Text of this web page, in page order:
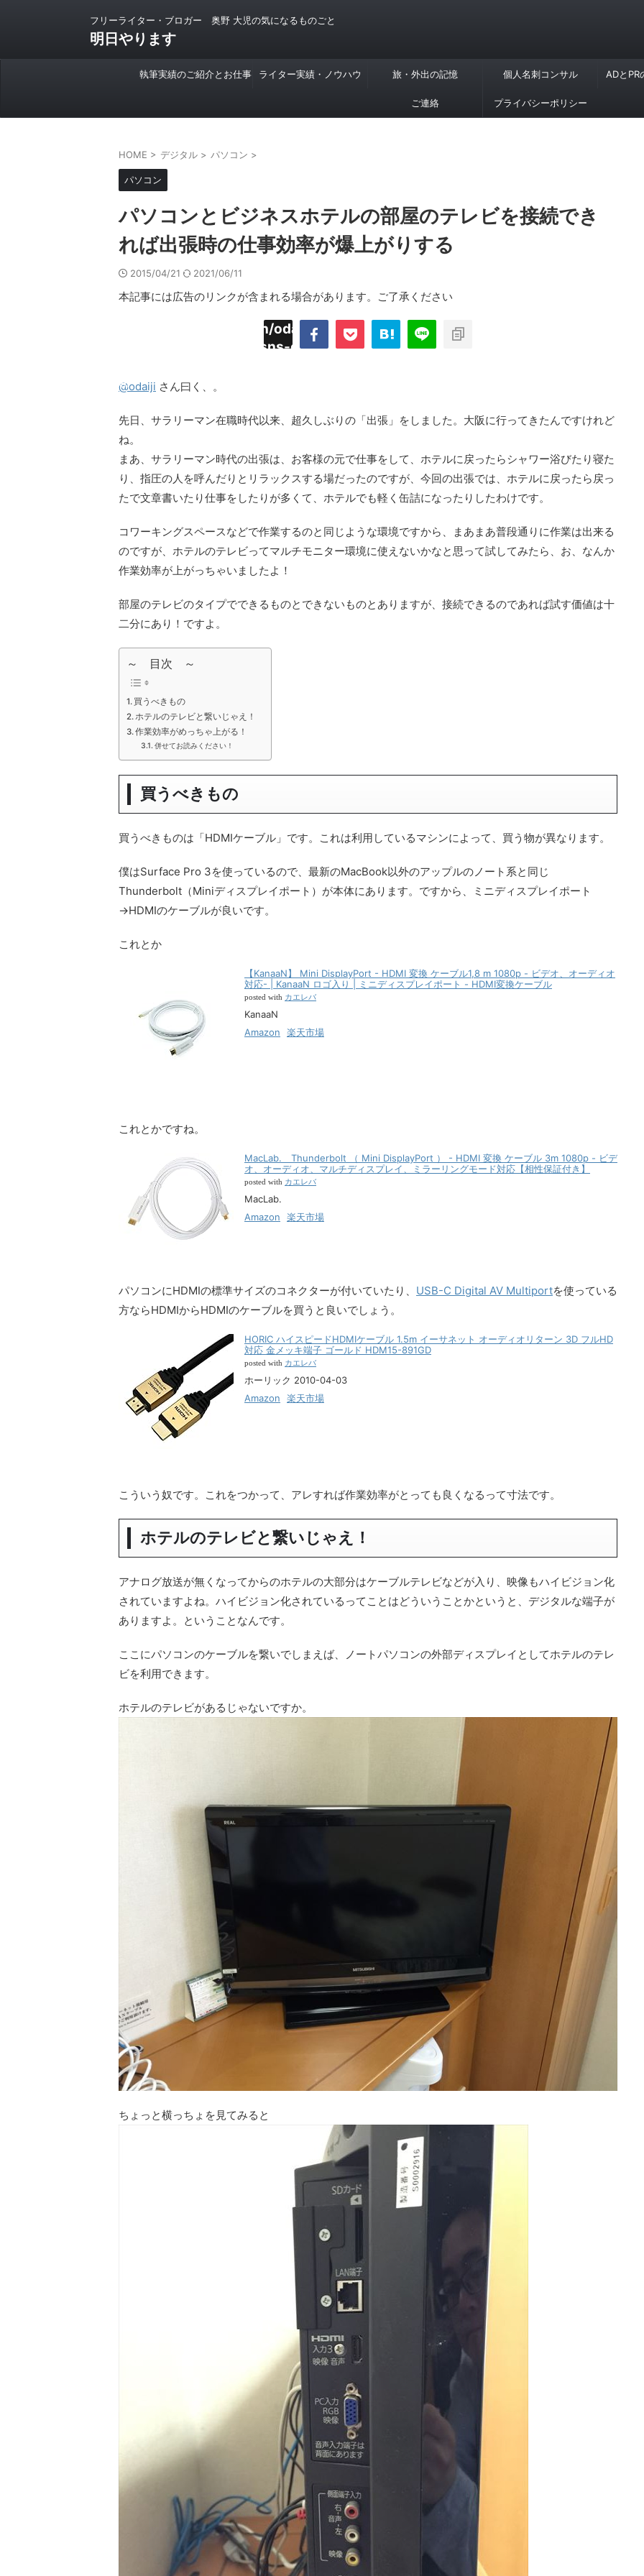
フリーライター・ブロガー 奥野 大児の気になるものごと
明日やります
執筆実績のご紹介とお仕事 ライター実績・ノウハウ 旅・外出の記憶 個人名刺コンサル ADとPR
ご連絡 プライバシーポリシー
HOME > デジタル > パソコン >
パソコン
パソコンとビジネスホテルの部屋のテレビを接続でき
れば出張時の仕事効率が爆上がりする
2015/04/21 2021/06/11
本記事には広告のリンクが含まれる場合があります。ご了承ください
"Twitter"
/home/daimyoojin/odaiji.com/public_html/blog/wp-
content/plugins/sns-count-cache/sns-count-
@odaiji さん曰く、。
先日、サラリーマン在職時代以来、超久しぶりの「出張」をしました。大阪に行ってきたんですけれど
ね。
まあ、サラリーマン時代の出張は、お客様の元で仕事をして、ホテルに戻ったらシャワー浴びたり寝た
り、指圧の人を呼んだりとリラックスする場だったのですが、今回の出張では、ホテルに戻ったら戻っ
たで文章書いたり仕事をしたりが多くて、ホテルでも軽く缶詰になったりしたわけです。
コワーキングスペースなどで作業するのと同じような環境ですから、まあまあ普段通りに作業は出来る
のですが、ホテルのテレビってマルチモニター環境に使えないかなと思って試してみたら、お、なんか
作業効率が上がっちゃいましたよ！
部屋のテレビのタイプでできるものとできないものとありますが、接続できるのであれば試す価値は十
二分にあり！ですよ。
～ 目次 ～
買うべきもの
ホテルのテレビと繋いじゃえ！
作業効率がめっちゃ上がる！
併せてお読みください！
買うべきもの
買うべきものは「HDMIケーブル」です。これは利用しているマシンによって、買う物が異なります。
僕はSurface Pro 3を使っているので、最新のMacBook以外のアップルのノート系と同じ
Thunderbolt（Miniディスプレイポート）が本体にあります。ですから、ミニディスプレイポート
→HDMIのケーブルが良いです。
これとか
【KanaaN】 Mini DisplayPort - HDMI 変換 ケーブル1,8 m 1080p - ビデオ、オーディオ
対応- | KanaaN ロゴ入り | ミニディスプレイポート - HDMI変換ケーブル
posted with カエレバ
KanaaN
Amazon
楽天市場
これとかですね。
MacLab. Thunderbolt （ Mini DisplayPort ） - HDMI 変換 ケーブル 3m 1080p - ビデ
オ、オーディオ、マルチディスプレイ、ミラーリングモード対応【相性保証付き】
posted with カエレバ
MacLab.
Amazon
楽天市場
パソコンにHDMIの標準サイズのコネクターが付いていたり、 USB-C Digital AV Multiportを使っている
方ならHDMIからHDMIのケーブルを買うと良いでしょう。
HORIC ハイスピードHDMIケーブル 1.5m イーサネット オーディオリターン 3D フルHD
対応 金メッキ端子 ゴールド HDM15-891GD
posted with カエレバ
ホーリック 2010-04-03
Amazon
楽天市場
こういう奴です。これをつかって、アレすれば作業効率がとっても良くなるって寸法です。
ホテルのテレビと繋いじゃえ！
アナログ放送が無くなってからのホテルの大部分はケーブルテレビなどが入り、映像もハイビジョン化
されていますよね。ハイビジョン化されているってことはどういうことかというと、デジタルな端子が
ありますよ。ということなんです。
ここにパソコンのケーブルを繋いでしまえば、ノートパソコンの外部ディスプレイとしてホテルのテレ
ビを利用できます。
ホテルのテレビがあるじゃないですか。
ちょっと横っちょを見てみると